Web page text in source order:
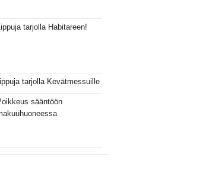
tarjolla Habitareen!
tarjolla Kevätmessuille
sääntöön